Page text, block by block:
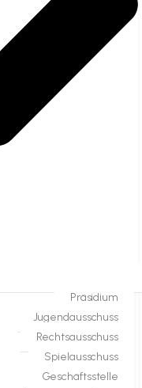
Präsidium
Jugendausschuss
Rechtsausschuss
Spielausschuss
Geschäftsstelle